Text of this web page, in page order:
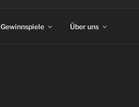
Gewinnspiele Über uns